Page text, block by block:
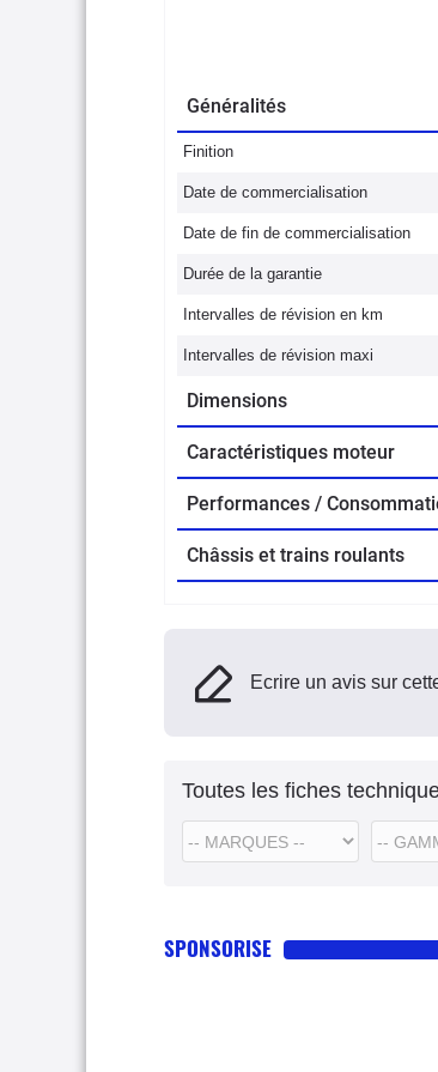
Généralités
Finition
Date de commercialisation
Date de fin de commercialisation
Durée de la garantie
Intervalles de révision en km
Intervalles de révision maxi
Dimensions
Caractéristiques moteur
Performances /
Châssis et trains roulants
Ecrire un avis sur
Toutes les fiches
SPONSORISE